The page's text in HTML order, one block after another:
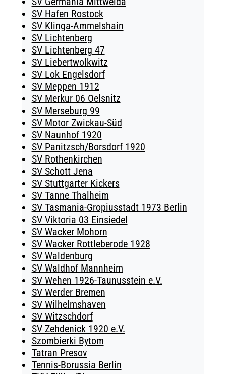
SV Hafen Rostock
SV Klinga-Ammelshain
SV Lichtenberg
SV Lichtenberg 47
SV Liebertwolkwitz
SV Lok Engelsdorf
SV Meppen 1912
SV Merkur 06 Oelsnitz
SV Merseburg 99
SV Motor Zwickau-Süd
SV Naunhof 1920
SV Panitzsch/​Borsdorf 1920
SV Rothenkirchen
SV Schott Jena
SV Stuttgarter Kickers
SV Tanne Thalheim
SV Tasmania-Gropiusstadt 1973 Berlin
SV Viktoria 03 Einsiedel
SV Wacker Mohorn
SV Wacker Rottleberode 1928
SV Waldenburg
SV Waldhof Mannheim
SV Wehen 1926-Taunusstein e.V.
SV Werder Bremen
SV Wilhelmshaven
SV Witzschdorf
SV Zehdenick 1920 e.V.
Szombierki Bytom
Tatran Presov
Tennis-Borussia Berlin